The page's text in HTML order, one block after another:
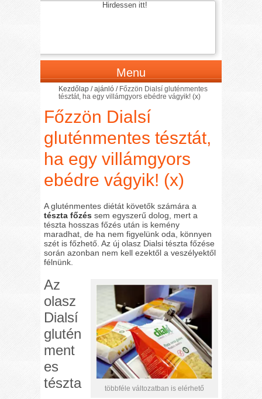
Hirdessen itt!
Menu
Kezdőlap /ajánló / Főzzön Dialsí gluténmentes
tésztát, ha egy villámgyors ebédre vágyik! (x)
Főzzön Dialsí
gluténmentes tésztát,
ha egy villámgyors
ebédre vágyik! (x)
A gluténmentes diétát követők számára a
tészta főzés sem egyszerű dolog, mert a
tészta hosszas főzés után is kemény
maradhat, de ha nem figyelünk oda, könnyen
szét is főzhető. Az új olasz Dialsi tészta főzése
során azonban nem kell ezektől a veszélyektől
félnünk.
többféle változatban is elérhető
Az
olasz
Dialsí
glutén
ment
es
tészta